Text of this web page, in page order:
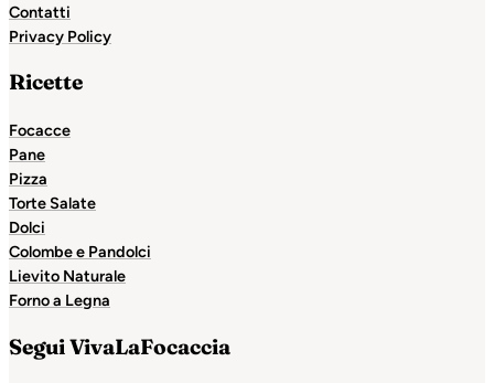
Contatti
Privacy Policy
Ricette
Focacce
Pane
Pizza
Torte Salate
Dolci
Colombe e Pandolci
Lievito Naturale
Forno a Legna
Segui VivaLaFocaccia